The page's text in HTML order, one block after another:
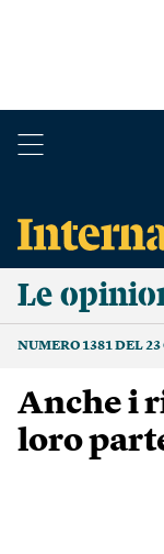
Le
NUMERO 1381 DEL 23
Anche i
loro